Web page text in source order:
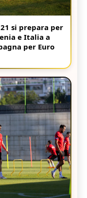
si prepara per
e Italia a
per Euro